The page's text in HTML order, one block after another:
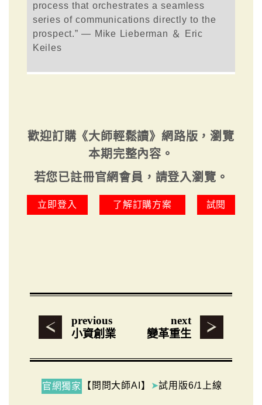
process that orchestrates a seamless
series of communications directly to the
prospect.” — Mike Lieberman ＆ Eric
Keiles
歡迎訂購《大師輕鬆讀》網路版，瀏覽
本期完整內容。
若您已註冊官網會員，請登入瀏覽。
立即登入 了解訂購方案 試閱
previous
小資創業
next
變革重生
官網獨家 【問問大師AI】 ➤試用版6/1上線